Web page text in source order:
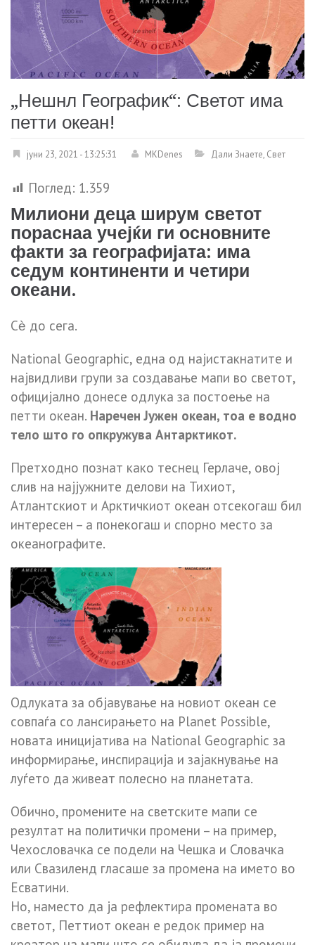
„Нешнл Географик“: Светот има
петти океан!
јуни 23, 2021 - 13:25:31 MKDenes Дали Знаете, Свет
Поглед: 1.359
Милиони деца ширум светот
пораснаа учејќи ги основните
факти за географијата: има
седум континенти и четири
океани.
Сѐ до сега.
National Geographic, една од најистакнатите и
највидливи групи за создавање мапи во светот,
официјално донесе одлука за постоење на
петти океан. Наречен Јужен океан, тоа е водно
тело што го опкружува Антарктикот.
Претходно познат како теснец Герлаче, овој
слив на најјужните делови на Тихиот,
Атлантскиот и Арктичкиот океан отсекогаш бил
интересен – а понекогаш и спорно место за
океанографите.
Одлуката за објавување на новиот океан се
совпаѓа со лансирањето на Planet Possible,
новата иницијатива на National Geographic за
информирање, инспирација и зајакнување на
луѓето да живеат полесно на планетата.
Обично, промените на светските мапи се
резултат на политички промени – на пример,
Чехословачка се подели на Чешка и Словачка
или Свазиленд гласаше за промена на името во
Есватини.
Но, наместо да ја рефлектира промената во
светот, Петтиот океан е редок пример на